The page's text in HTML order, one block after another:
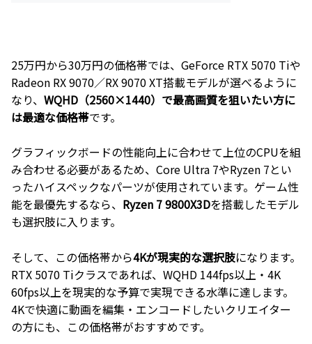
25万円から30万円の価格帯では、GeForce RTX 5070 Tiや
Radeon RX 9070／RX 9070 XT搭載モデルが選べるように
なり、 WQHD（2560×1440）で最高画質を狙いたい方に
は最適な価格帯です。
グラフィックボードの性能向上に合わせて上位のCPUを組
み合わせる必要があるため、Core Ultra 7やRyzen 7とい
ったハイスペックなパーツが使用されています。ゲーム性
能を最優先するなら、 Ryzen 7 9800X3Dを搭載したモデル
も選択肢に入ります。
そして、この価格帯から4Kが現実的な選択肢になります。
RTX 5070 Tiクラスであれば、WQHD 144fps以上・4K
60fps以上を現実的な予算で実現できる水準に達します。
4Kで快適に動画を編集・エンコードしたいクリエイター
の方にも、この価格帯がおすすめです。